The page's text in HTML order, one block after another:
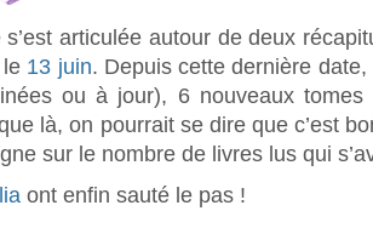
s’est articulée autour de deux
13 juin. Depuis cette dernière
ou à jour), 6 nouveaux
là, on pourrait se dire que c’est
sur le nombre de livres lus qui
ont enfin sauté le pas !